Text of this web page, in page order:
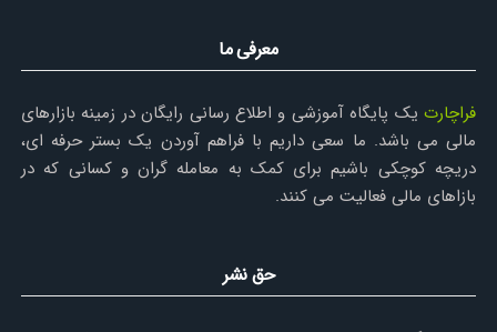
معرفی ما
فراچارتیک پایگاه آموزشی و اطلاع رسانی رایگان در زمینه بازارهای
مالی می باشد. ما سعی داریم با فراهم آوردن یک بستر حرفه ای،
دریچه کوچکی باشیم برای کمک به معامله گران و کسانی که در
بازاهای مالی فعالیت می کنند.
حق نشر